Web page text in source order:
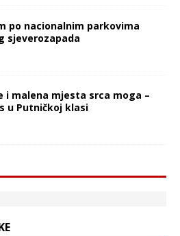
po nacionalnim parkovima
sjeverozapada
i malena mjesta srca moga –
u Putničkoj klasi